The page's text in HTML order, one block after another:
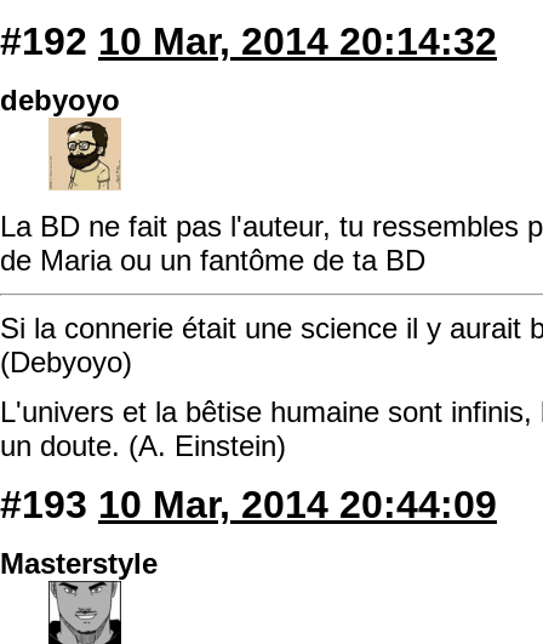
#192 10 Mar, 2014 20:14:32
debyoyo
La BD ne fait pas l'auteur, tu ressembles
de Maria ou un fantôme de ta BD
Si la connerie était une science il y aurait
(Debyoyo)
L'univers et la bêtise humaine sont
un doute. (A. Einstein)
#193 10 Mar, 2014 20:44:09
Masterstyle